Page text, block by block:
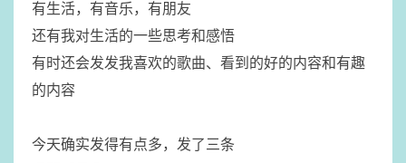
​有生活，有音乐，有朋友
​还有我对生活的一些思考和感悟
​有时还会发发我喜欢的歌曲、看到的好的内容和有趣
的内容
​今天确实发得有点多，发了三条